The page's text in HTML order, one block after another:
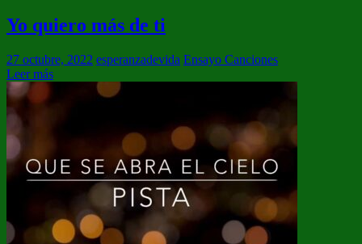
Yo quiero más de ti
27 octubre, 2022 esperanzadevida Ensayo Canciones
Leer más